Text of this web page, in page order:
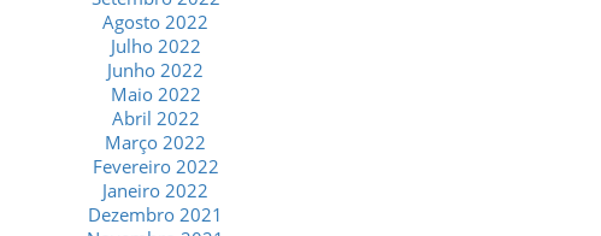
Agosto 2022
Julho 2022
Junho 2022
Maio 2022
Abril 2022
Março 2022
Fevereiro 2022
Janeiro 2022
Dezembro 2021